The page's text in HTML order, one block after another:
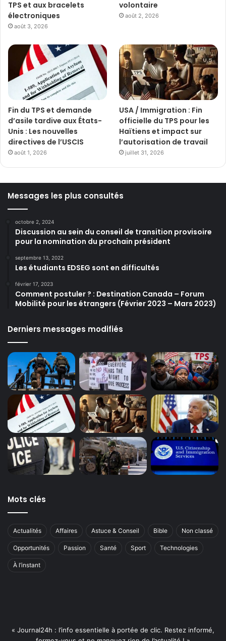
TPS et aux bracelets
électroniques
août 3, 2026
volontaire
août 2, 2026
Fin du TPS et demande
d’asile tardive aux États-
Unis : Les nouvelles
directives de l’USCIS
août 1, 2026
USA / Immigration : Fin
officielle du TPS pour les
Haïtiens et impact sur
l’autorisation de travail
juillet 31, 2026
Messages les plus consultés
octobre 2, 2024
Discussion au sein du conseil de transition provisoire
pour la nomination du prochain président
septembre 13, 2022
Les étudiants EDSEG sont en difficultés
février 17, 2023
Comment postuler ? : Destination Canada – Forum
Mobilité pour les étrangers (Février 2023 – Mars 2023)
Derniers messages modifiés
Mots clés
Actualités Affaires Astuce & Conseil Bible Non classé
Opportunités Passion Santé Sport Technologies
À l’instant
« Journal24h : l’info essentielle à portée de clic. Restez informé,